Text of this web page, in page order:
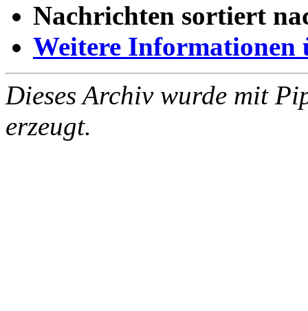
Nachrichten sortiert
Weitere Informationen
Dieses Archiv wurde mit
erzeugt.